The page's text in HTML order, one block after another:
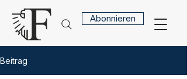
Abonnieren
Beitrag